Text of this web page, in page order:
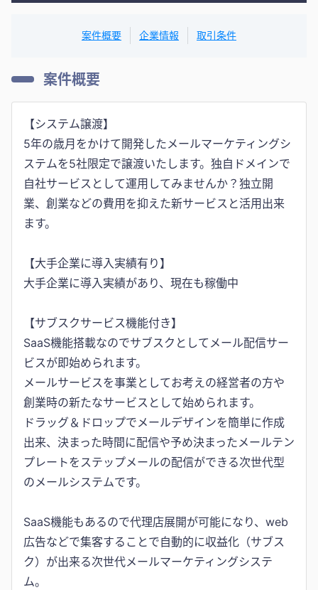
案件概要 企業情報 取引条件
案件概要
【システム譲渡】
5年の歳月をかけて開発したメールマーケティングシ
ステムを5社限定で譲渡いたします。独自ドメインで
自社サービスとして運用してみませんか？独立開
業、創業などの費用を抑えた新サービスと活用出来
ます。
【大手企業に導入実績有り】
大手企業に導入実績があり、現在も稼働中
【サブスクサービス機能付き】
SaaS機能搭載なのでサブスクとしてメール配信サー
ビスが即始められます。
メールサービスを事業としてお考えの経営者の方や
創業時の新たなサービスとして始められます。
ドラッグ＆ドロップでメールデザインを簡単に作成
出来、決まった時間に配信や予め決まったメールテン
プレートをステップメールの配信ができる次世代型
のメールシステムです。
SaaS機能もあるので代理店展開が可能になり、web
広告などで集客することで自動的に収益化（サブス
ク）が出来る次世代メールマーケティングシステ
ム。